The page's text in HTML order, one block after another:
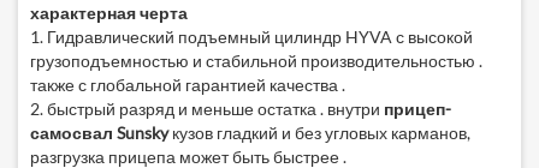
характерная черта
1. Гидравлический подъемный цилиндр HYVA с высокой
грузоподъемностью и стабильной производительностью .
также с глобальной гарантией качества .
2. быстрый разряд и меньше остатка . внутри прицеп-
самосвал Sunskyкузов гладкий и без угловых карманов,
разгрузка прицепа может быть быстрее .